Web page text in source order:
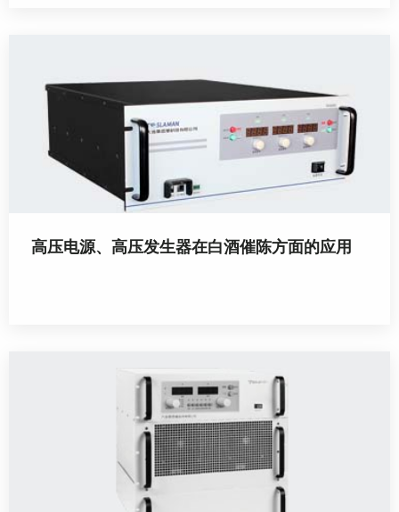
高压电源、高压发生器在白酒催陈方面的应用